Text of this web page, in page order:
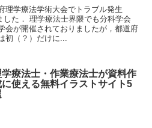
理学療法学術大会でトラブル発生
した． 理学療法士界隈でも分科学会
会が開催されておりましたが，都道府
初（？）だけに...
学療法士・作業療法士が資料作
に使える無料イラストサイト5